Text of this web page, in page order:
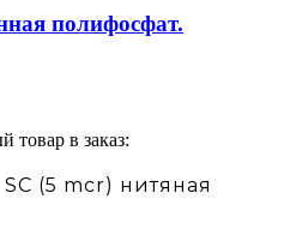
полифосфат.
в заказ:
(5 mcr) нитяная